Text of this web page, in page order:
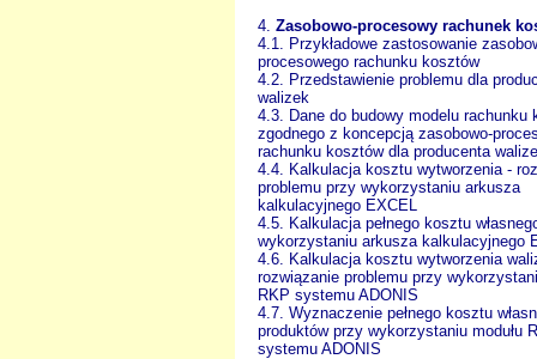
4. Zasobowo-procesowy rachunek
4.1. Przykładowe zastosowanie
procesowego rachunku kosztów
4.2. Przedstawienie problemu dla
walizek
4.3. Dane do budowy modelu rachunku
zgodnego z koncepcją zasobowo-
rachunku kosztów dla producenta
4.4. Kalkulacja kosztu wytworzenia -
problemu przy wykorzystaniu arkusza
kalkulacyjnego EXCEL
4.5. Kalkulacja pełnego kosztu
wykorzystaniu arkusza kalkulacyjnego
4.6. Kalkulacja kosztu wytworzenia
rozwiązanie problemu przy
RKP systemu ADONIS
4.7. Wyznaczenie pełnego kosztu
produktów przy wykorzystaniu modułu
systemu ADONIS